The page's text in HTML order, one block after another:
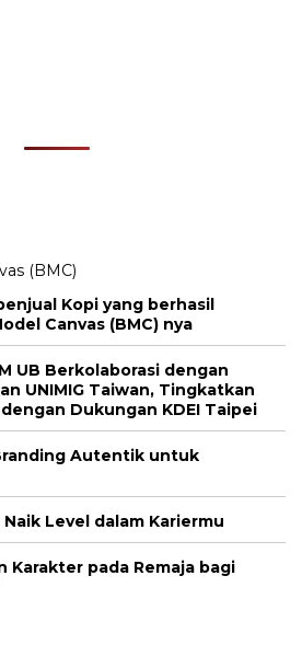
Kopi yang berhasil
Canvas (BMC) nya
UB Berkolaborasi dengan
UNIMIG Taiwan, Tingkatkan
Dukungan KDEI Taipei
Autentik untuk
Level dalam Kariermu
Karakter pada Remaja bagi